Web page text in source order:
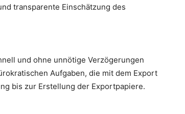
transparente Einschätzung des
und ohne unnötige Verzögerungen
Aufgaben, die mit dem Export
bis zur Erstellung der Exportpapiere.